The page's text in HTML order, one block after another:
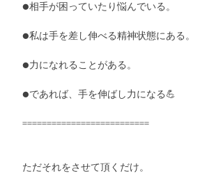
●相手が困っていたり悩んでいる。
●私は手を差し伸べる精神状態にある。
●力になれることがある。
●であれば、手を伸ばし力になる💪
==========================
ただそれをさせて頂くだけ。